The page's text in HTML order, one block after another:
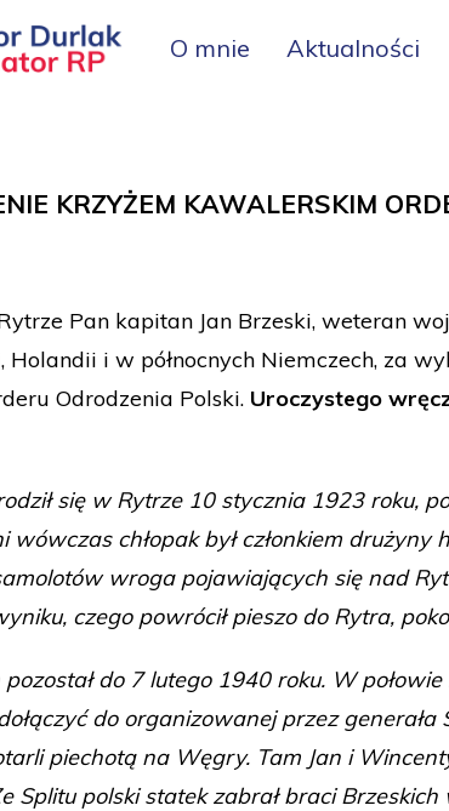
KRZYŻEM KAWALERSKIM
Pan kapitan Jan Brzeski, weteran
Holandii i w północnych Niemczech, za
Odrodzenia Polski. Uroczystego
się w Rytrze 10 stycznia 1923 roku,
wówczas chłopak był członkiem
wroga pojawiających się nad
czego powrócił pieszo do Rytra,
pozostał do 7 lutego 1940 roku. W
do organizowanej przez
piechotą na Węgry. Tam Jan i
Splitu polski statek zabrał braci
O mnie Aktualności